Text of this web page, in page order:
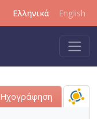
Ελληνικά English
Ηχογράφηση